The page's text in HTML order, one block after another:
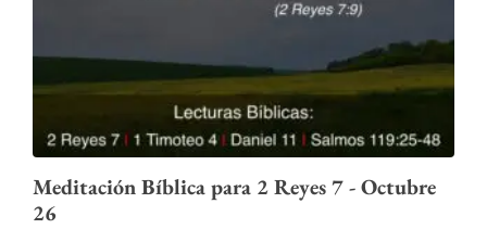
Meditación Bíblica para 2 Reyes 7 - Octubre
26